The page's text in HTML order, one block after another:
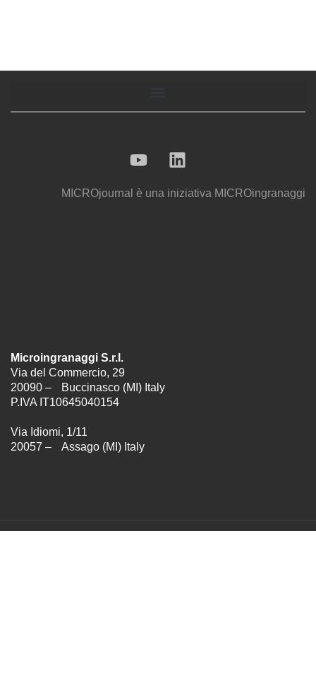
MICROjournal è una iniziativa MICROingranaggi
Microingranaggi S.r.l.
Via del Commercio, 29
20090 – Buccinasco (MI) Italy
P.IVA IT10645040154
Via Idiomi, 1/11
20057 – Assago (MI) Italy